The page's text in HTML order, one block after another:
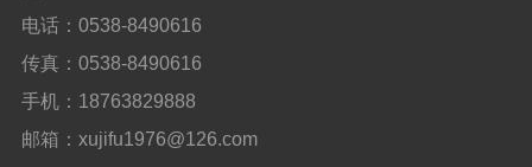
电话： 0538-8490616
传真： 0538-8490616
手机： 18763829888
邮箱： xujifu1976@126.com